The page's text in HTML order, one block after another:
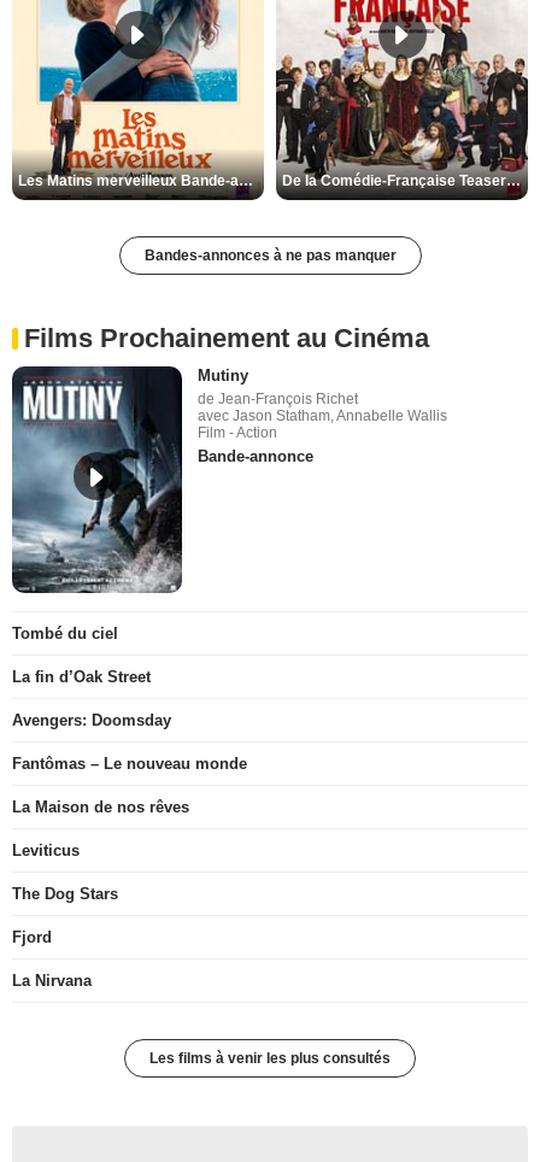
Les Matins merveilleux Bande-annonce VF De la Comédie-Française Teaser VF
Bandes-annonces à ne pas manquer
Films Prochainement au Cinéma
Mutiny
de Jean-François Richet
avec Jason Statham, Annabelle Wallis
Film - Action
Bande-annonce
Tombé du ciel
La fin d’Oak Street
Avengers: Doomsday
Fantômas – Le nouveau monde
La Maison de nos rêves
Leviticus
The Dog Stars
Fjord
La Nirvana
Les films à venir les plus consultés